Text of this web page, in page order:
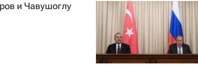
и Чавушоглу